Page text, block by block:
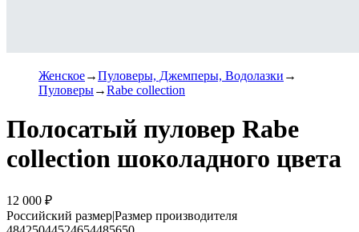
Женское
Пуловеры, Джемперы, Водолазки
Пуловеры
Rabe collection
Полосатый пуловер Rabe
collection шоколадного цвета
12 000 ₽
Российский размер|Размер производителя